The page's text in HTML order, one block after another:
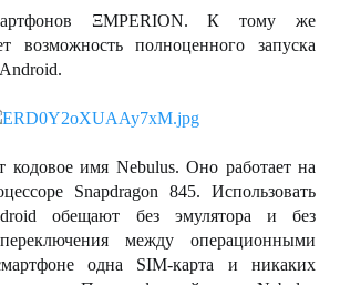
ΞMPERION. К тому же
возможность полноценного запуска
кодовое имя Nebulus. Оно работает на
Snapdragon 845. Использовать
обещают без эмулятора и без
между операционными
одна SIM-карта и никаких